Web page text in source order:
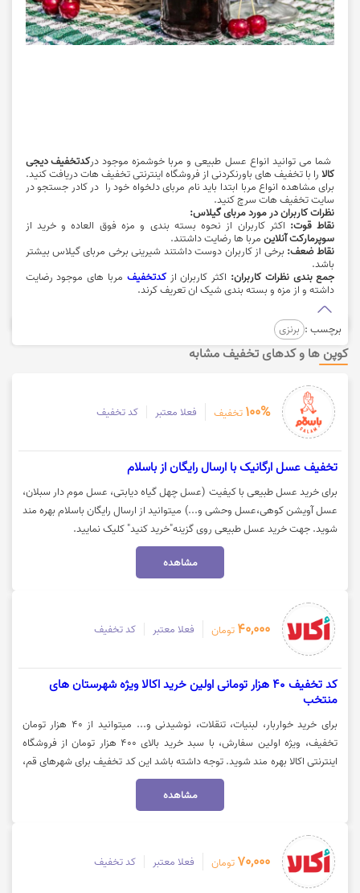
شما می توانید انواع عسل طبیعی و مربا خوشمزه موجود درکدتخفیف دیجی
کالا را با تخفیف های باورنکردنی از فروشگاه اینترنتی تخفیف هات دریافت کنید.
برای مشاهده انواع مربا ابتدا باید نام مربای دلخواه خود را در کادر جستجو در
سایت تخفیف هات سرچ کنید.
نظرات کاربران در مورد مربای گیلاس:
نقاط قوت: اکثر کاربران از نحوه بسته بندی و مزه فوق العاده و خرید از
سوپرمارکت آنلاینمربا ها رضایت داشتند.
نقاط ضعف: برخی از کاربران دوست داشتند شیرینی برخی مربای گیلاس بیشتر
باشد.
جمع بندی نظرات کاربران: اکثر کاربران ازکدتخفیف مربا های موجود رضایت
داشته و از مزه و بسته بندی شیک ان تعریف کرند.
برچسب : برنزی
کوپن ها و کدهای تخفیف مشابه
100% تخفیف فعلا معتبر کد تخفیف
تخفیف عسل ارگانیک با ارسال رایگان از باسلام
برای خرید عسل طبیعی با کیفیت (عسل چهل گیاه دیابتی، عسل موم دار سبلان،
عسل آویشن کوهی،عسل وحشی و...) میتوانید از ارسال رایگان باسلام بهره مند
شوید. جهت خرید عسل طبیعی روی گزینه"خرید کنید" کلیک نمایید.
مشاهده
40,000 تومان فعلا معتبر کد تخفیف
کد تخفیف 40 هزار تومانی اولین خرید اکالا ویژه شهرستان های
منتخب
برای خرید خواربار، لبنیات، تنقلات، نوشیدنی و... میتوانید از 40 هزار تومان
تخفیف، ویژه اولین سفارش، با سبد خرید بالای 400 هزار تومان از فروشگاه
اینترنتی اکالا بهره مند شوید. توجه داشته باشد این کد تخفیف برای شهرهای قم،
کرمانشاه، همدان، تبریز، یزد، خرم آباد، بیرجند، قزوین، کاشان، سمنان، ارومیه و
مشهد فعال میباشد. جهت استفاده از تخفیف روی گزینه "خرید کنید" کلیک
مشاهده
70,000 تومان فعلا معتبر کد تخفیف